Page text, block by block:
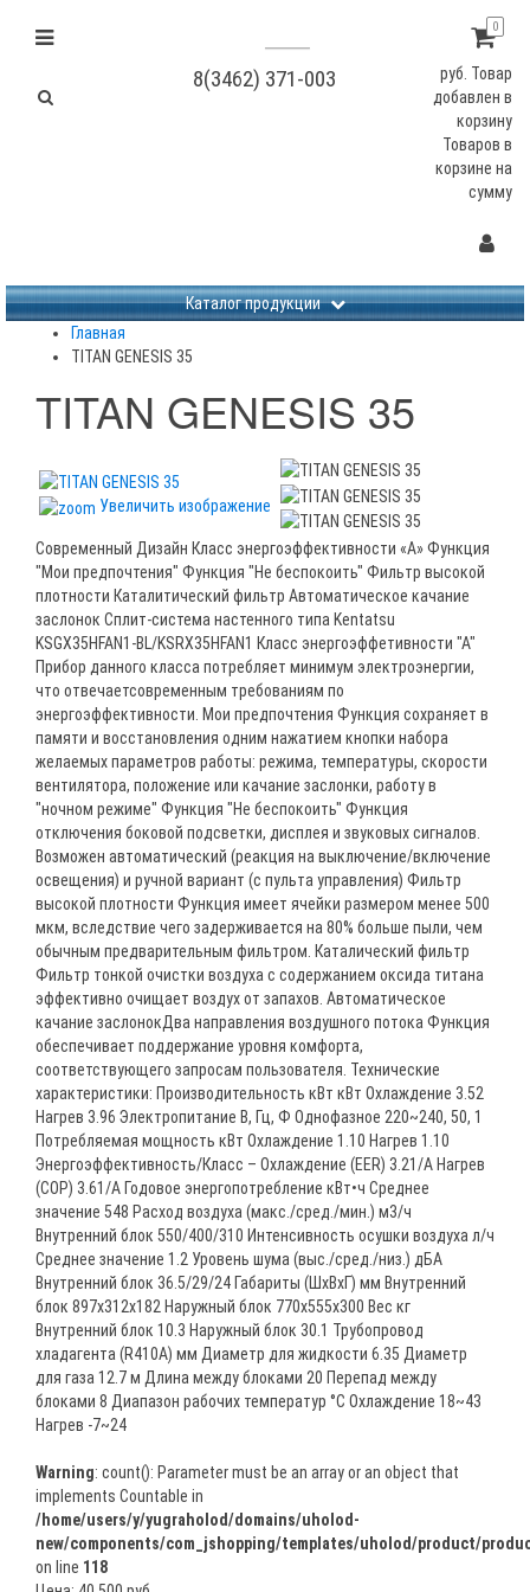
8(3462) 371-003
0
руб. Товар
добавлен в
корзину
Товаров в
корзине на
сумму
Не заданы изображения Каталог продукции
Главная
TITAN GENESIS 35
TITAN GENESIS 35
Увеличить изображение
Современный Дизайн Класс энергоэффективности «А» Функция
"Мои предпочтения" Функция "Не беспокоить" Фильтр высокой
плотности Каталитический фильтр Автоматическое качание
заслонок Сплит-система настенного типа Kentatsu
KSGX35HFAN1-BL/KSRX35HFAN1 Класс энергоэффетивности "А"
Прибор данного класса потребляет минимум электроэнергии,
что отвечаетсовременным требованиям по
энергоэффективности. Мои предпочтения Функция сохраняет в
памяти и восстановления одним нажатием кнопки набора
желаемых параметров работы: режима, температуры, скорости
вентилятора, положение или качание заслонки, работу в
"ночном режиме" Функция "Не беспокоить" Функция
отключения боковой подсветки, дисплея и звуковых сигналов.
Возможен автоматический (реакция на выключение/включение
освещения) и ручной вариант (с пульта управления) Фильтр
высокой плотности Функция имеет ячейки размером менее 500
мкм, вследствие чего задерживается на 80% больше пыли, чем
обычным предварительным фильтром. Каталический фильтр
Фильтр тонкой очистки воздуха с содержанием оксида титана
эффективно очищает воздух от запахов. Автоматическое
качание заслонокДва направления воздушного потока Функция
обеспечивает поддержание уровня комфорта,
соответствующего запросам пользователя. Технические
характеристики: Производительность кВт кВт Охлаждение 3.52
Нагрев 3.96 Электропитание В, Гц, Ф Однофазное 220~240, 50, 1
Потребляемая мощность кВт Охлаждение 1.10 Нагрев 1.10
Энергоэффективность/Класс – Охлаждение (EER) 3.21/A Нагрев
(СОР) 3.61/A Годовое энергопотребление кВт•ч Среднее
значение 548 Расход воздуха (макс./сред./мин.) м3/ч
Внутренний блок 550/400/310 Интенсивность осушки воздуха л/ч
Среднее значение 1.2 Уровень шума (выс./сред./низ.) дБА
Внутренний блок 36.5/29/24 Габариты (ШхВхГ) мм Внутренний
блок 897x312x182 Наружный блок 770x555x300 Вес кг
Внутренний блок 10.3 Наружный блок 30.1 Трубопровод
хладагента (R410A) мм Диаметр для жидкости 6.35 Диаметр
для газа 12.7 м Длина между блоками 20 Перепад между
блоками 8 Диапазон рабочих температур °C Охлаждение 18~43
Нагрев -7~24
Warning: count(): Parameter must be an array or an object that
implements Countable in
/home/users/y/yugraholod/domains/uholod-
new/components/com_jshopping/templates/uholod/product/
on line 118